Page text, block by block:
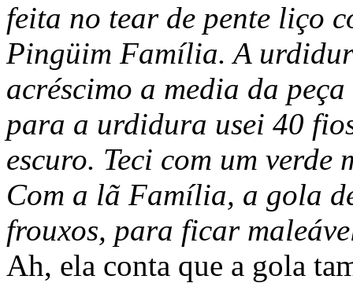
feita no tear de pente liço
Pingüim Família. A
acréscimo a media da
para a urdidura usei 40
escuro. Teci com um
Com a lã Família, a gola
frouxos, para ficar
Ah, ela conta que a gola